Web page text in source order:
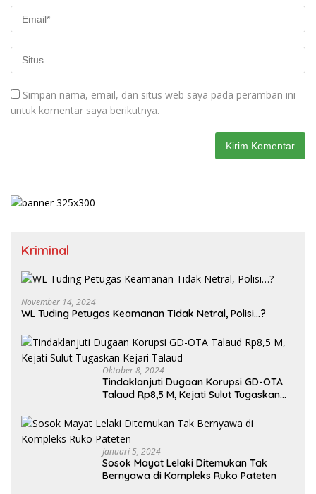
Simpan nama, email, dan situs web saya pada peramban ini
untuk komentar saya berikutnya.
Kriminal
November 14, 2024
WL Tuding Petugas Keamanan Tidak Netral, Polisi…?
Oktober 8, 2024
Tindaklanjuti Dugaan Korupsi GD-OTA
Talaud Rp8,5 M, Kejati Sulut Tugaskan
Januari 5, 2024
Sosok Mayat Lelaki Ditemukan Tak
Bernyawa di Kompleks Ruko Pateten